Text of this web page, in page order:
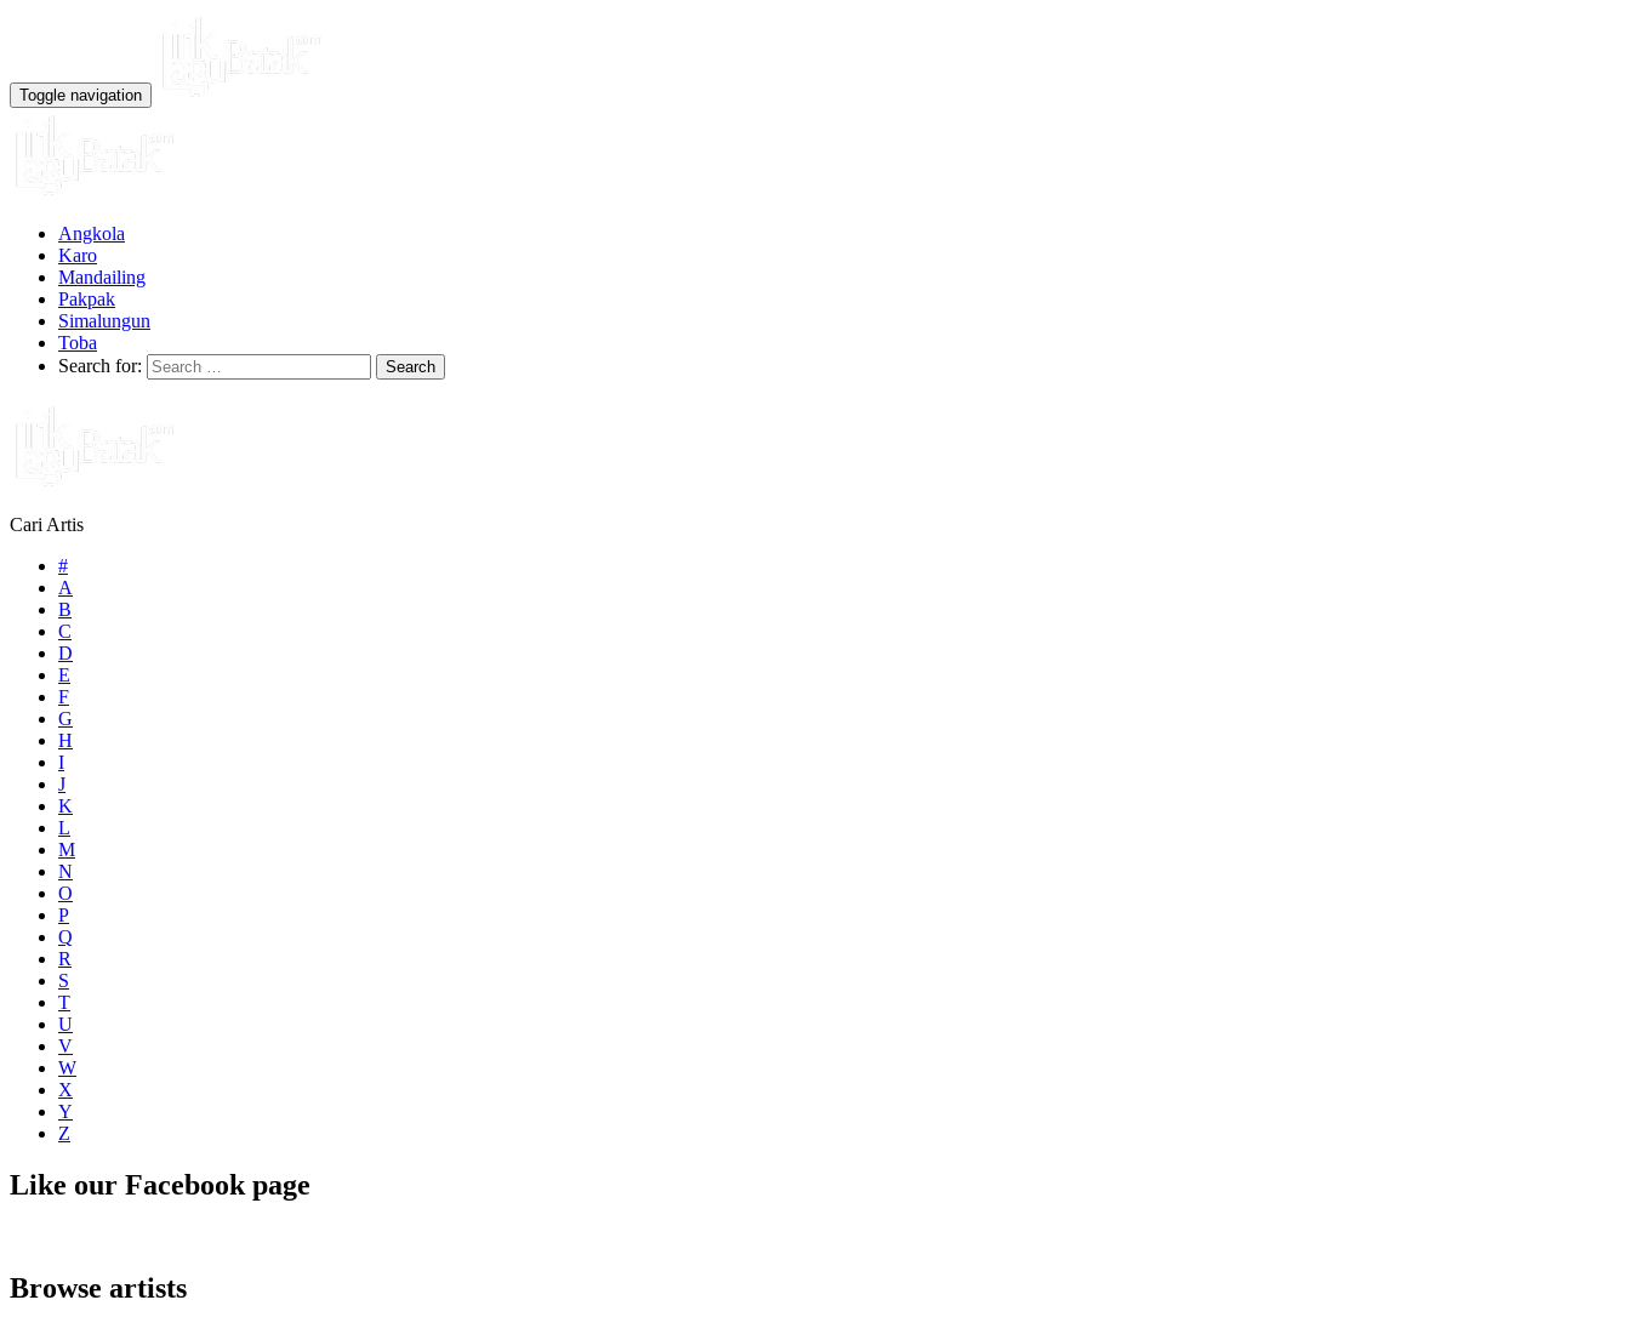
Toggle navigation
Angkola
Karo
Mandailing
Pakpak
Simalungun
Toba
Search for:
Cari Artis
#
A
B
C
D
E
F
G
H
I
J
K
L
M
N
O
P
Q
R
S
T
U
V
W
X
Y
Z
Like our Facebook page
Browse artists